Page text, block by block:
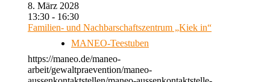
8. März 2028
13:30 - 16:30
Familien- und Nachbarschaftszentrum „Kiek in“
MANEO-Teestuben
https://maneo.de/maneo-
arbeit/gewaltpraevention/maneo-